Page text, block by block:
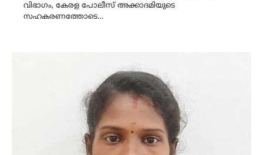
വിഭാഗം, കേരള പോലീസ് അക്കാദമിയുടെ
സഹകരണത്തോടെ…